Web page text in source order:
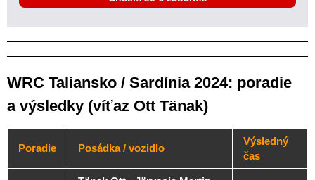
WRC Taliansko / Sardínia 2024: poradie
a výsledky (víťaz Ott Tänak)
Poradie Posádka / vozidlo
Výsledný
čas